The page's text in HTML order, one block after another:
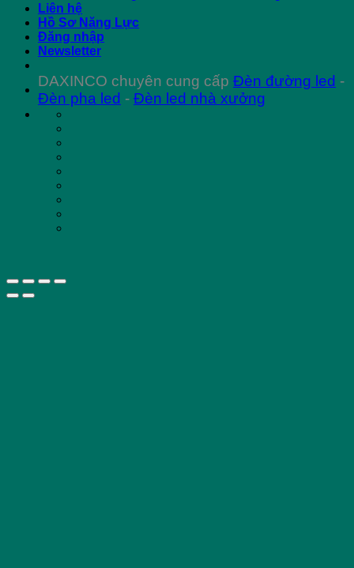
Liên hệ
Hồ Sơ Năng Lực
Đăng nhập
Newsletter
DAXINCO chuyên cung cấp Đèn đường led -
Đèn pha led - Đèn led nhà xưởng